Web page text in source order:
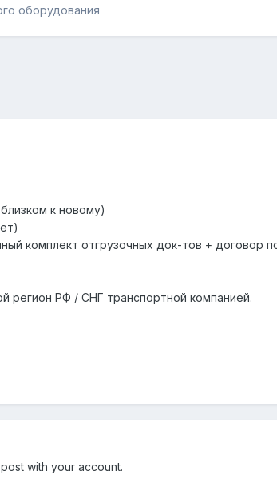
оборудования
к новому)
комплект отгрузочных док-тов + договор
регион РФ / СНГ транспортной компанией.
with your account.